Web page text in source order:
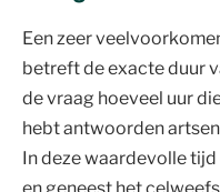
Een zeer
betreft de exacte duur
de vraag hoeveel uur
hebt antwoorden
In deze waardevolle